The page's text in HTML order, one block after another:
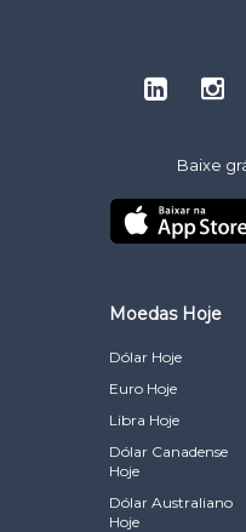
Baixe
Moedas Hoje
Dólar Hoje
Euro Hoje
Libra Hoje
Dólar Canadense
Hoje
Dólar Australiano
Hoje